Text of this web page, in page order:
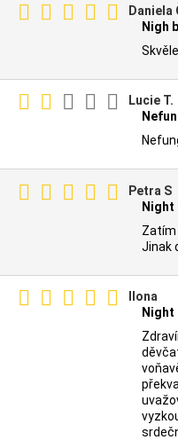
Daniela
Nigh
Lucie T.
Petra S
Night
Zatím
Jinak
Ilona
Night